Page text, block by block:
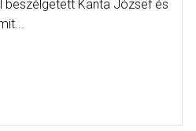
beszélgetett Kanta József és